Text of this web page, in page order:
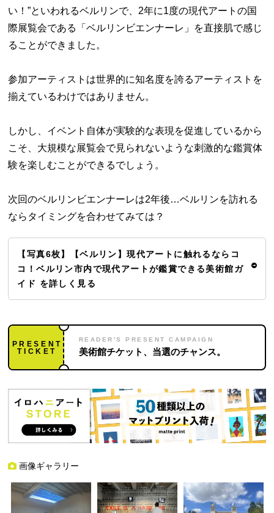
い！”といわれるベルリンで、2年に1度の現代アートの国
際展覧会である「ベルリンビエンナーレ」を直接肌で感じ
ることができました。
参加アーティストは世界的に知名度を誇るアーティストを
揃えているわけではありません。
しかし、イベント自体が実験的な表現を促進しているから
こそ、大規模な展覧会で見られないような刺激的な鑑賞体
験を楽しむことができるでしょう。
次回のベルリンビエンナーレは2年後…ベルリンを訪れる
ならタイミングを合わせてみては？
【写真6枚】【ベルリン】現代アートに触れるならコ
コ！ベルリン市内で現代アートが鑑賞できる美術館ガ
イド を詳しく見る
PRESENT
TICKET
READER'S PRESENT CAMPAIGN
美術館チケット、当選のチャンス。
画像ギャラリー